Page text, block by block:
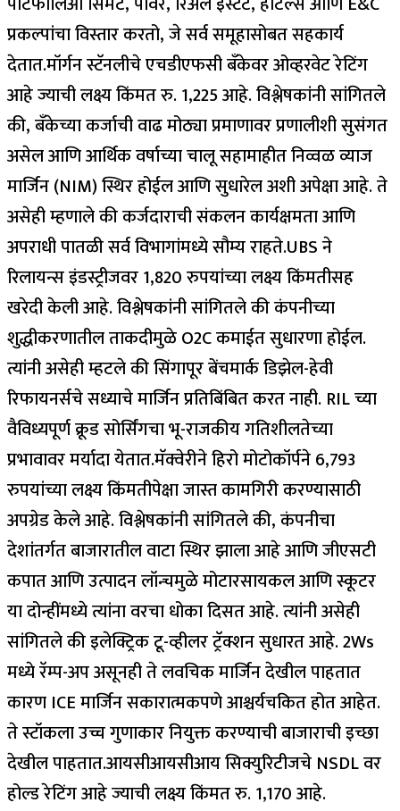
प्रकल्पांचा विस्तार करतो, जे सर्व समूहासोबत सहकार्य
देतात.मॉर्गन स्टॅनलीचे एचडीएफसी बँकेवर ओव्हरवेट रेटिंग
आहे ज्याची लक्ष्य किंमत रु. 1,225 आहे. विश्लेषकांनी सांगितले
की, बँकेच्या कर्जाची वाढ मोठ्या प्रमाणावर प्रणालीशी सुसंगत
असेल आणि आर्थिक वर्षाच्या चालू सहामाहीत निव्वळ व्याज
मार्जिन (NIM) स्थिर होईल आणि सुधारेल अशी अपेक्षा आहे.ते
असेही म्हणाले की कर्जदाराची संकलन कार्यक्षमता आणि
अपराधी पातळी सर्व विभागांमध्ये सौम्य राहते.UBS ने
रिलायन्स इंडस्ट्रीजवर 1,820 रुपयांच्या लक्ष्य किंमतीसह
खरेदी केली आहे. विश्लेषकांनी सांगितले की कंपनीच्या
शुद्धीकरणातील ताकदीमुळे O2C कमाईत सुधारणा होईल.
त्यांनी असेही म्हटले की सिंगापूर बेंचमार्क डिझेल-हेवी
रिफायनर्सचे सध्याचे मार्जिन प्रतिबिंबित करत नाही. RIL च्या
वैविध्यपूर्ण क्रूड सोर्सिंगचा भू-राजकीय गतिशीलतेच्या
प्रभावावर मर्यादा येतात.मॅक्वेरीने हिरो मोटोकॉर्पने 6,793
रुपयांच्या लक्ष्य किंमतीपेक्षा जास्त कामगिरी करण्यासाठी
अपग्रेड केले आहे. विश्लेषकांनी सांगितले की, कंपनीचा
देशांतर्गत बाजारातील वाटा स्थिर झाला आहे आणि जीएसटी
कपात आणि उत्पादन लॉन्चमुळे मोटारसायकल आणि स्कूटर
या दोन्हींमध्ये त्यांना वरचा धोका दिसत आहे. त्यांनी असेही
सांगितले की इलेक्ट्रिक टू-व्हीलर ट्रॅक्शन सुधारत आहे. 2Ws
मध्ये रॅम्प-अप असूनही ते लवचिक मार्जिन देखील पाहतात
कारण ICE मार्जिन सकारात्मकपणे आश्चर्यचकित होत आहेत.
ते स्टॉकला उच्च गुणाकार नियुक्त करण्याची बाजाराची इच्छा
देखील पाहतात.आयसीआयसीआय सिक्युरिटीजचे NSDL वर
होल्ड रेटिंग आहे ज्याची लक्ष्य किंमत रु. 1,170 आहे.